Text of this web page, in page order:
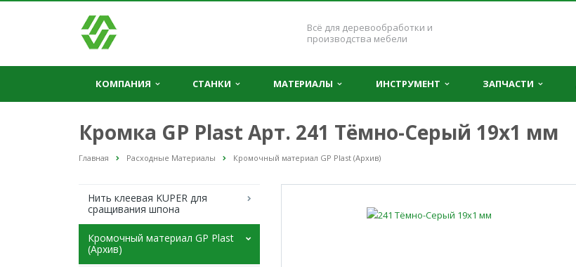
Всё для деревообработки и
производства мебели
КОМПАНИЯ СТАНКИ МАТЕРИАЛЫ ИНСТРУМЕНТ ЗАПЧАСТИ
Кромка GP Plast Арт. 241 Тёмно-Серый 19x1 мм
Главная Расходные Материалы Кромочный материал GP Plast (Архив)
Нить клеевая KUPER для
сращивания шпона
Кромочный материал GP Plast
(Архив)